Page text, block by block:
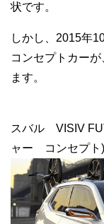
状です。
しかし、2015年
コンセプトカー
ます。
スバル VISIV
ャー コンセプト)